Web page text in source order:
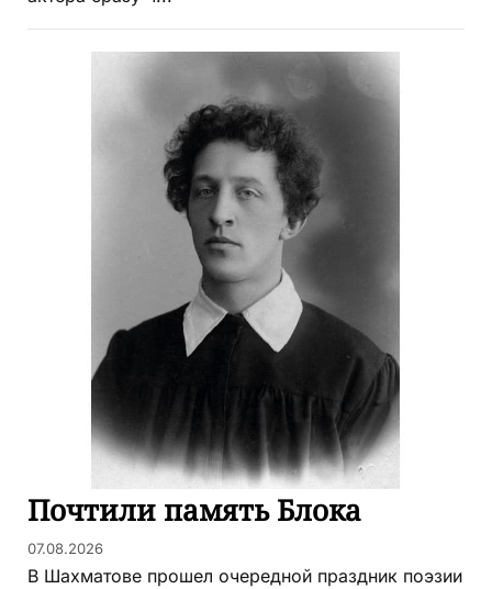
Почтили память Блока
07.08.2026
В Шахматове прошел очередной праздник поэзии